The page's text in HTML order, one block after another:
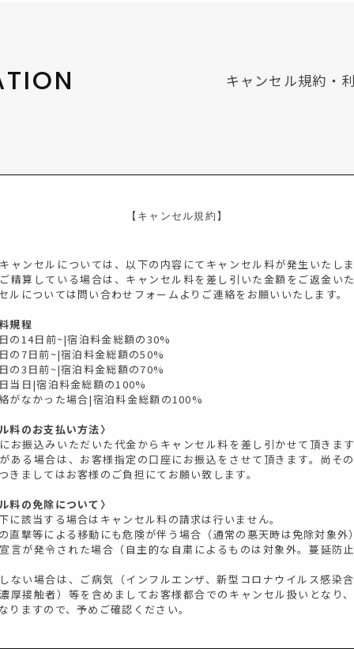
キャンセル規約・
【キャンセル規約】
ャンセルについては、以下の内容にてキャンセル料が発生いたし
精算している場合は、キャンセル料を差し引いた金額をご返金い
ルについては問い合わせフォームよりご連絡をお願いいたします。
規程
の14日前~|宿泊料金総額の30%
の7日前~|宿泊料金総額の50%
の3日前~|宿泊料金総額の70%
当日|宿泊料金総額の100%
がなかった場合|宿泊料金総額の100%
料のお支払い方法〉
お振込みいただいた代金からキャンセル料を差し引かせて頂きます
ある場合は、お客様指定の口座にお振込をさせて頂きます。尚そ
きましてはお客様のご負担にてお願い致します。
料の免除について〉
に該当する場合はキャンセル料の請求は行いません。
直撃等による移動にも危険が伴う場合（通常の悪天時は免除対象外）
言が発令された場合（自主的な自粛によるものは対象外。蔓延防
ない場合は、ご病気（インフルエンザ、新型コロナウイルス感染
厚接触者）等を含めましてお客様都合でのキャンセル扱いとなり
りますので、予めご確認ください。